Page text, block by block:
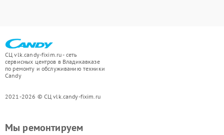
СЦ vlk.candy-fixim.ru - сеть
сервисных центров в Владикавказе
по ремонту и обслуживанию техники
Candy
2021-2026 © СЦ vlk.candy-fixim.ru
Мы ремонтируем